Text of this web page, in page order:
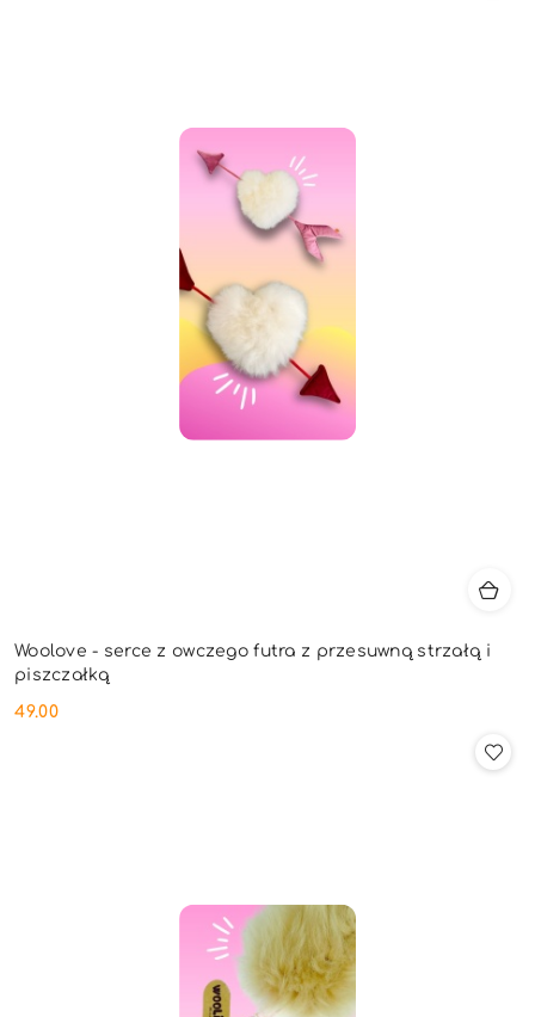
Woolove - serce z owczego futra z przesuwną strzałą i
piszczałką
Cena:
49.00